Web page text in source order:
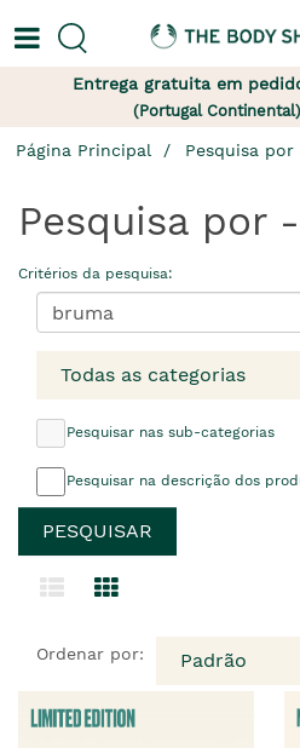
Entrega gratuita em
(Portugal
Página Principal Pesquisa por
Pesquisa por
Critérios da pesquisa:
Todas as categorias
Pesquisar nas sub-categorias
Pesquisar na descrição dos
Ordenar por: Padrão